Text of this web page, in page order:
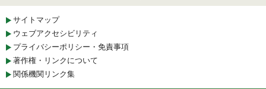
サイトマップ
ウェブアクセシビリティ
プライバシーポリシー・免責事項
著作権・リンクについて
関係機関リンク集